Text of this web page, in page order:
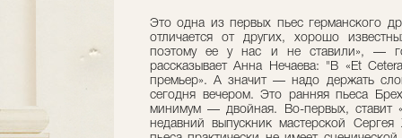
Это одна из первых пьес германского
отличается от других, хорошо
поэтому ее у нас и не ставили», —
рассказывает Анна Нечаева: "В «Еt
премьер». А значит — надо держать
сегодня вечером. Это ранняя пьеса
минимум — двойная. Во-первых, ставит
недавний выпускник мастерской